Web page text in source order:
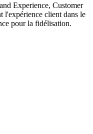
Experience, Customer
l'expérience client dans le
pour la fidélisation.